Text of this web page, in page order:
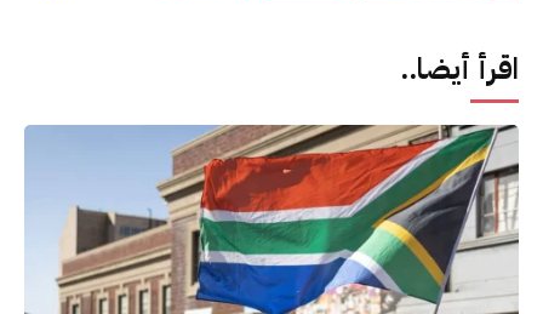
اقرأ أيضا..